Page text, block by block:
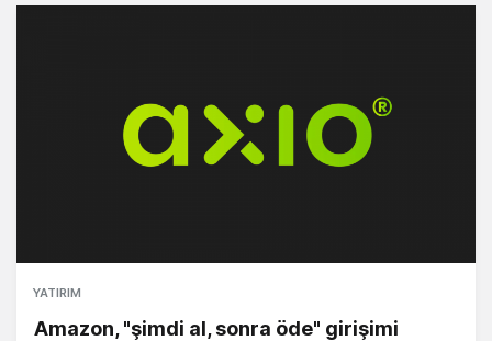
YATIRIM
Amazon, "şimdi al, sonra öde" girişimi